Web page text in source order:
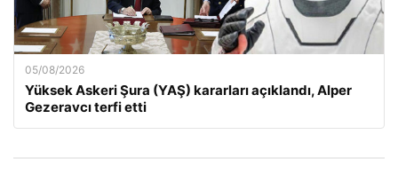
05/08/2026
Yüksek Askeri Şura (YAŞ) kararları açıklandı, Alper
Gezeravcı terfi etti